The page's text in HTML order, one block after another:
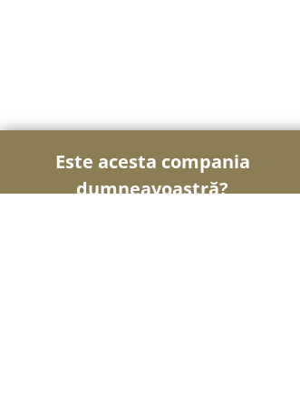
Este acesta compania
dumneavoastră?